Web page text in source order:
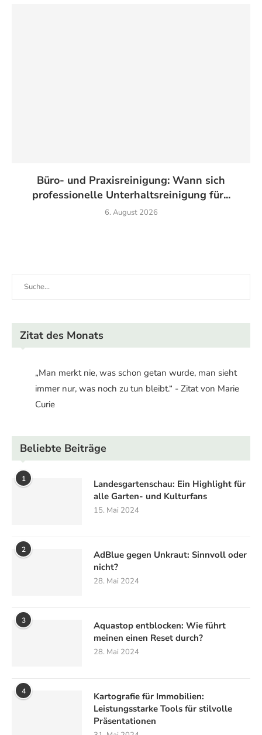
Büro- und Praxisreinigung: Wann sich
professionelle Unterhaltsreinigung für...
6. August 2026
Zitat des Monats
„Man merkt nie, was schon getan wurde, man sieht
immer nur, was noch zu tun bleibt.“ - Zitat von Marie
Curie
Beliebte Beiträge
1
Landesgartenschau: Ein Highlight für
alle Garten- und Kulturfans
15. Mai 2024
2
AdBlue gegen Unkraut: Sinnvoll oder
nicht?
28. Mai 2024
3
Aquastop entblocken: Wie führt
meinen einen Reset durch?
28. Mai 2024
4
Kartografie für Immobilien:
Leistungsstarke Tools für stilvolle
Präsentationen